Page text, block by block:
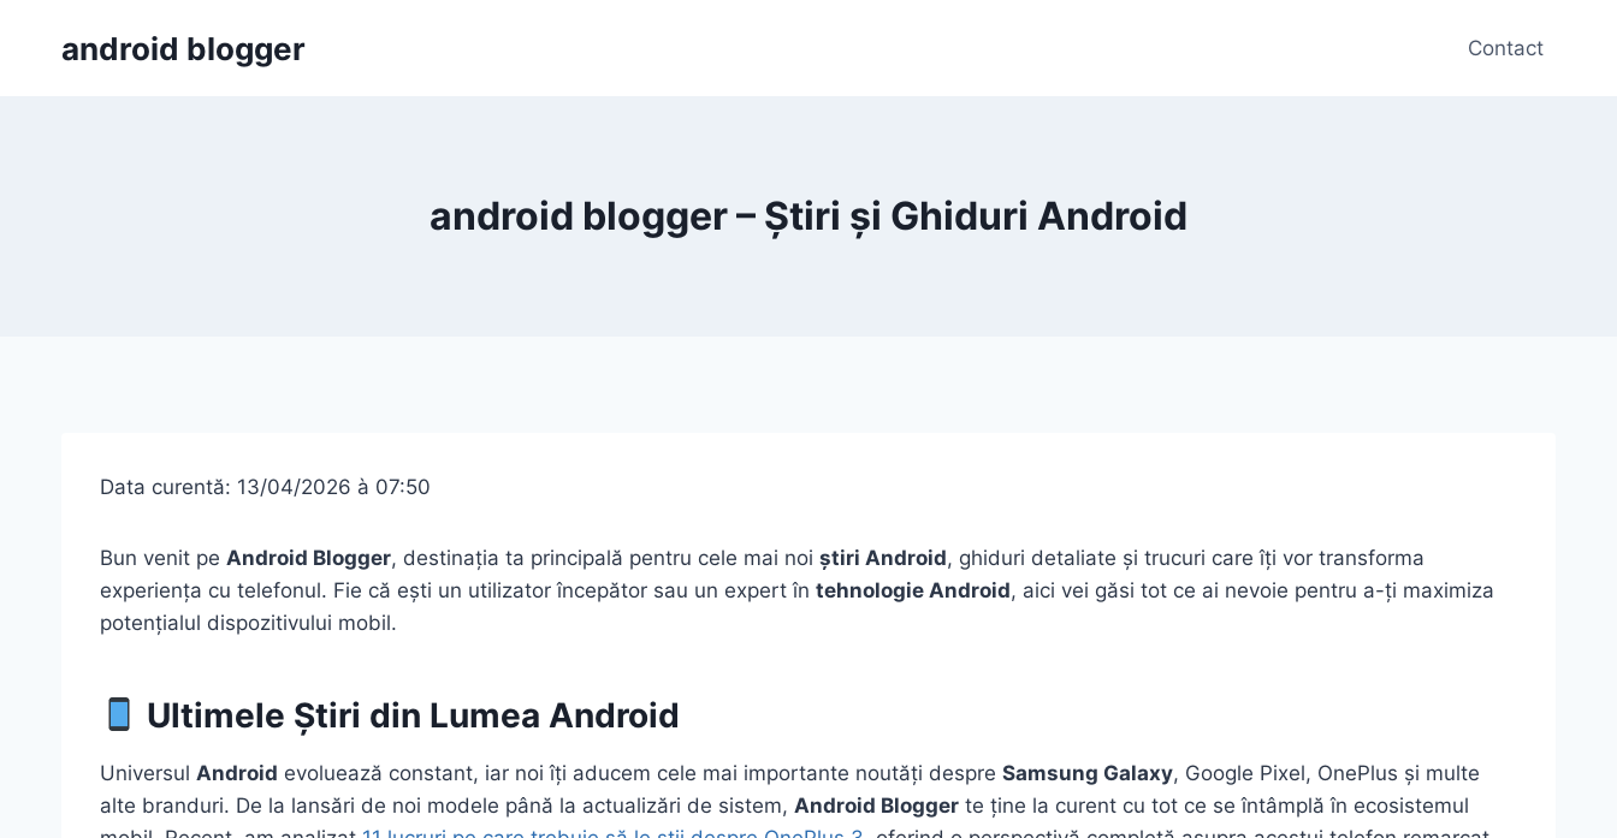
android blogger Contact
android blogger – Știri și Ghiduri Android
Data curentă: 13/04/2026 à 07:50
Bun venit pe Android Blogger, destinația ta principală pentru cele mai noi știri Android, ghiduri detaliate și trucuri care îți vor transforma
experiența cu telefonul. Fie că ești un utilizator începător sau un expert în tehnologie Android, aici vei găsi tot ce ai nevoie pentru a-ți maximiza
potențialul dispozitivului mobil.
Ultimele Știri din Lumea Android
Universul Android evoluează constant, iar noi îți aducem cele mai importante noutăți despre Samsung Galaxy, Google Pixel, OnePlus și multe
alte branduri. De la lansări de noi modele până la actualizări de sistem, Android Blogger te ține la curent cu tot ce se întâmplă în ecosistemul